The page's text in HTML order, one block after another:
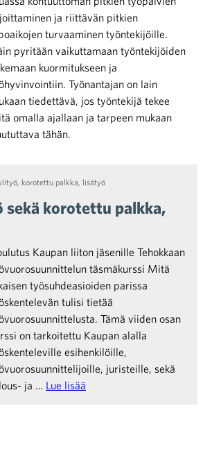
ja riittävän pitkien
turvaaminen työntekijöille.
pyritään vaikuttamaan työntekijöiden
kuormitukseen ja
Työnantajan on lain
tiedettävä, jos työntekijä tekee
omalla ajallaan ja tarpeen mukaan
tähän.
, korotettu palkka, lisätyö
sekä korotettu palkka,
Kaupan liiton jäsenille Tehokkaan
täsmäkurssi Mitä
työsuhdeasioiden parissa
tulisi tietää
Tämä viiden osan
on tarkoitettu Kaupan alalla
esihenkilöille,
juristeille, sekä
ja … Lue lisää